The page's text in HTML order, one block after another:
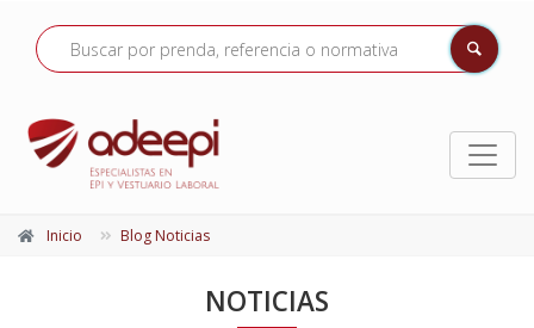
Inicio Blog Noticias
NOTICIAS